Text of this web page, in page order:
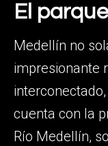
El
Medellín no
impresionante
cuenta con la
Río Medellín,